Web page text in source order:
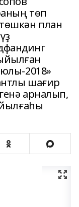
төп
план
2018»
шағир
арналып,